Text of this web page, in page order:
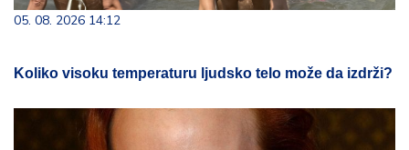
05. 08. 2026 14:12
Koliko visoku temperaturu ljudsko telo može da izdrži?